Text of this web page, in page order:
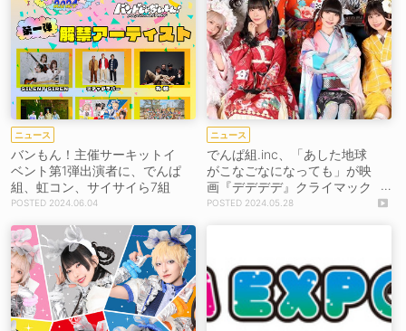
ニュース
バンもん！主催サーキットイ
ベント第1弾出演者に、でんぱ
組、虹コン、サイサイら7組
2024.06.04
ニュース
でんぱ組.inc、「あした地球
がこなごなになっても」が映
画『デデデデ』クライマック
スシーン挿入歌に！【メンバ
2024.05.28